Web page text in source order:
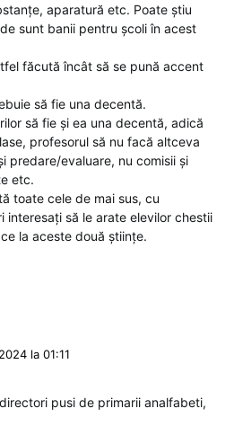
aparatură etc. Poate știu
sunt banii pentru școli în acest
făcută încât să se pună accent
să fie una decentă.
să fie și ea una decentă, adică
profesorul să nu facă altceva
predare/evaluare, nu comisii și
etc.
toate cele de mai sus, cu
interesați să le arate elevilor chestii
la aceste două științe.
la 01:11
pusi de primarii analfabeti,